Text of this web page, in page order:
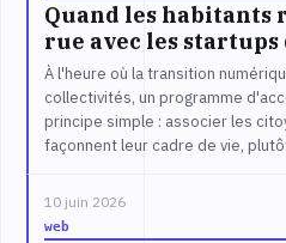
Quand les
rue avec les startups
À l'heure où la transition
collectivités, un programme
principe simple : associer les
façonnent leur cadre de vie,
10 juin 2026
web